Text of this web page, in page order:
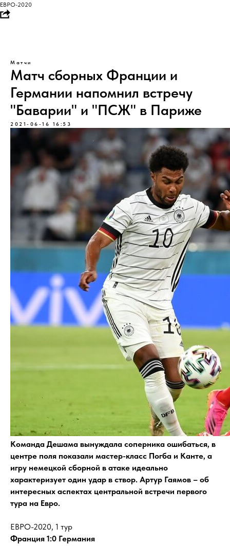
ЕВРО-2020
Матчи
Матч сборных Франции и
Германии напомнил встречу
"Баварии" и "ПСЖ" в Париже
2021-06-16 16:53
Команда Дешама вынуждала соперника ошибаться, в
центре поля показали мастер-класс Погба и Канте, а
игру немецкой сборной в атаке идеально
характеризует один удар в створ. Артур Гаямов – об
интересных аспектах центральной встречи первого
тура на Евро.
ЕВРО-2020, 1 тур
Франция 1:0 Германия